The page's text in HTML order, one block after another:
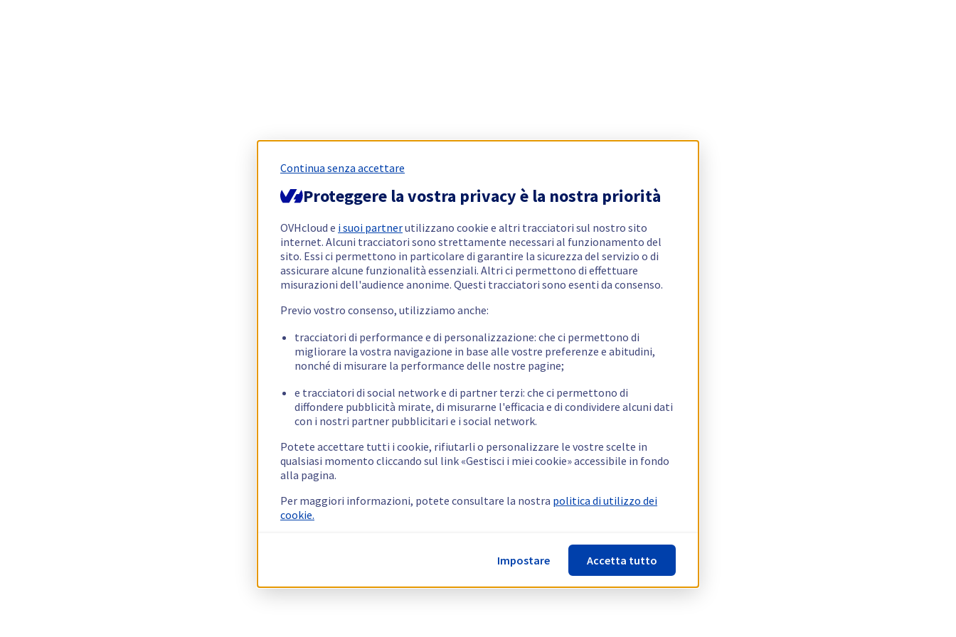
Continua senza accettare
Proteggere la vostra privacy è la nostra priorità
OVHcloud e i suoi partnerutilizzano cookie e altri tracciatori sul nostro sito
internet. Alcuni tracciatori sono strettamente necessari al funzionamento del
sito. Essi ci permettono in particolare di garantire la sicurezza del servizio o di
assicurare alcune funzionalità essenziali. Altri ci permettono di effettuare
misurazioni dell'audience anonime. Questi tracciatori sono esenti da consenso.
Previo vostro consenso, utilizziamo anche:
tracciatori di performance e di personalizzazione: che ci permettono di
migliorare la vostra navigazione in base alle vostre preferenze e abitudini,
nonché di misurare la performance delle nostre pagine;
e tracciatori di social network e di partner terzi: che ci permettono di
diffondere pubblicità mirate, di misurarne l'efficacia e di condividere alcuni dati
con i nostri partner pubblicitari e i social network.
Potete accettare tutti i cookie, rifiutarli o personalizzare le vostre scelte in
qualsiasi momento cliccando sul link «Gestisci i miei cookie» accessibile in fondo
alla pagina.
Per maggiori informazioni, potete consultare la nostra politica di utilizzo dei
cookie.
Impostare Accetta tutto